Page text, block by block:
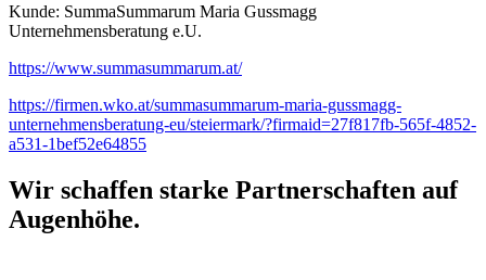
Kunde: SummaSummarum Maria Gussmagg
Unternehmensberatung e.U.
https://www.summasummarum.at/
https://firmen.wko.at/summasummarum-maria-gussmagg-
unternehmensberatung-eu/steiermark/?firmaid=27f817fb-565f-4852-
a531-1bef52e64855
Wir schaffen starke Partnerschaften auf
Augenhöhe.